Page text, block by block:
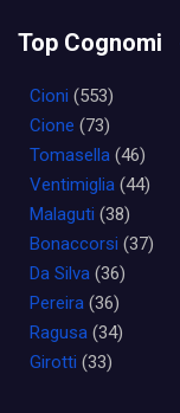
Top Cognomi
Cioni (553)
Cione (73)
Tomasella (46)
Ventimiglia (44)
Malaguti (38)
Bonaccorsi (37)
Da Silva (36)
Pereira (36)
Ragusa (34)
Girotti (33)